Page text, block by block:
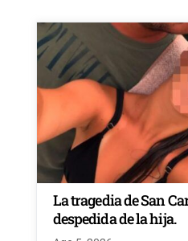
La tragedia de San
despedida de la hija.